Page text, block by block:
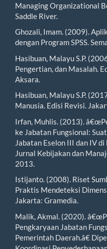
Managing Organizational
Saddle River.
Ghozali, Imam. (2009).
dengan Program SPSS.
Hasibuan, Malayu S.P.
Pengertian, dan Masalah.
Aksara.
Hasibuan, Malayu S.P.
Manusia. Edisi Revisi.
Irfan, Muhlis. (2013).
ke Jabatan Fungsional:
Jabatan Eselon III dan IV
Jurnal Kebijakan dan
2013.
Istijanto. (2008). Riset
Praktis Mendeteksi
Jakarta: Gramedia.
Malik, Akmal. (2020).
Pengkaryaan Jabatan
Pemerintah Daerah.â€